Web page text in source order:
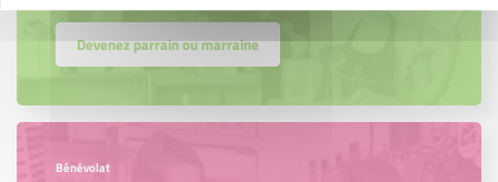
Devenez parrain ou marraine
Bénévolat